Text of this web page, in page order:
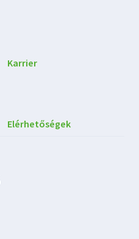
Karrier
Elérhetőségek